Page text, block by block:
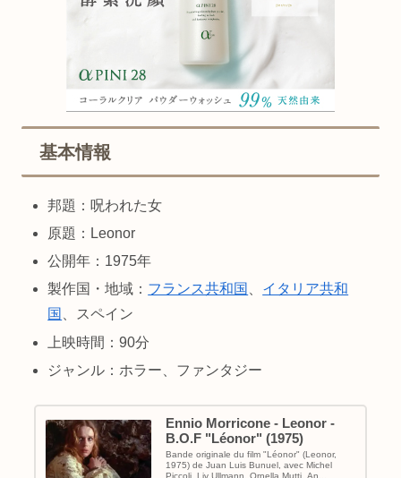
基本情報
邦題：呪われた女
原題：Leonor
公開年：1975年
製作国・地域： フランス共和国 、 イタリア共和
国 、スペイン
上映時間：90分
ジャンル：ホラー、ファンタジー
Ennio Morricone - Leonor -
B.O.F "Léonor" (1975)
Bande originale du film "Léonor" (Leonor,
1975) de Juan Luis Bunuel, avec Michel
Piccoli, Liv Ullmann, Ornella Mutti, An...